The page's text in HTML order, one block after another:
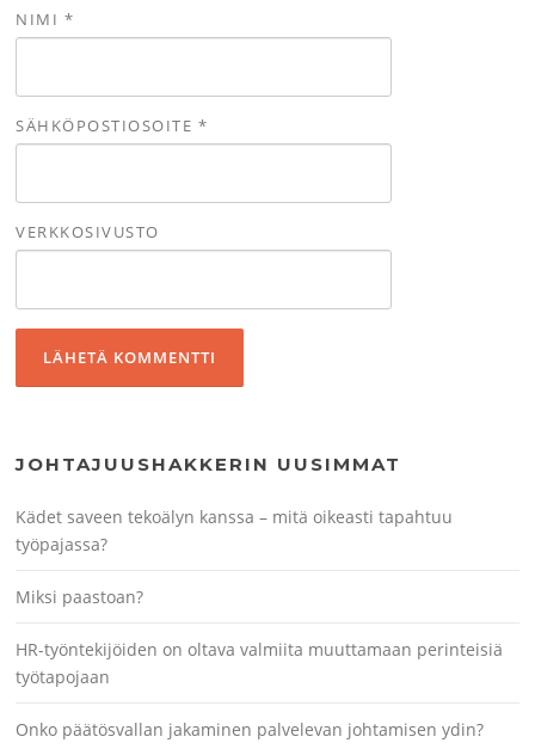
NIMI *
SÄHKÖPOSTIOSOITE *
VERKKOSIVUSTO
JOHTAJUUSHAKKERIN UUSIMMAT
Kädet saveen tekoälyn kanssa – mitä oikeasti tapahtuu
työpajassa?
Miksi paastoan?
HR-työntekijöiden on oltava valmiita muuttamaan perinteisiä
työtapojaan
Onko päätösvallan jakaminen palvelevan johtamisen ydin?